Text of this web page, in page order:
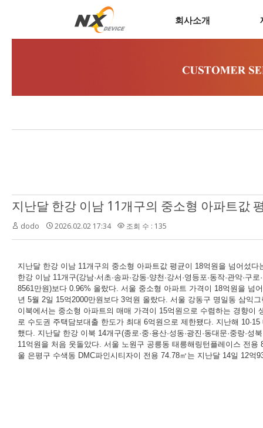
회사소개
지난달 한강 이남 11개구의 중소형 아파트값
dodo 2026.02.02 17:34 조회 수 : 135
지난달 한강 이남 11개구의 중소형 아파트값 평균이 18억원을 넘어섰
한강 이남 11개구(강남·서초·송파·강동·양천·강서·영등포·동작·관악
8561만원)보다 0.96% 올랐다. 서울 중소형 아파트 가격이 18억원을 넘
년 5월 2일 15억2000만원보다 3억원 올랐다. 서울 강동구 명일동 삼익
이북에서는 중소형 아파트의 매매 가격이 15억원으로 수렴하는 경향
로 수도권 주택담보대출 한도가 최대 6억원으로 제한됐다. 지난해
했다. 지난달 한강 이북 14개구(종로·중·용산·성동·광진·동대문·중랑·
11억원을 처음 웃돌았다. 서울 노원구 공릉동 태릉해링턴플레이스 전
울 은평구 수색동 DMC파인시티자이 전용 74.78㎡는 지난달 14일 12